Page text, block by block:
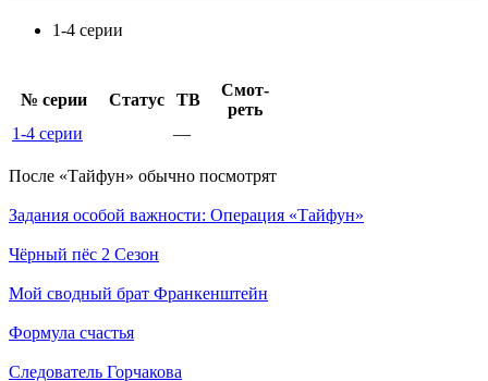
1-4 серии
№ се­рии Ста­тус ТВ
Смот­
реть
1-4 серии
—
По­сле «Тайфун» обыч­но по­смот­рят
Задания особой важности: Операция «Тайфун»
Чёрный пёс 2 Сезон
Мой сводный брат Франкенштейн
Формула счастья
Следователь Горчакова